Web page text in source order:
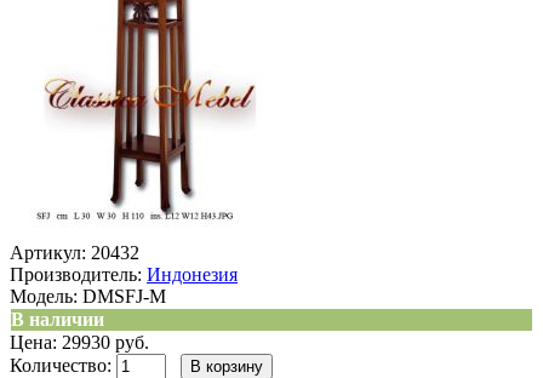
Артикул: 20432
Производитель: Индонезия
Модель: DMSFJ-M
В наличии
Цена: 29930 руб.
Количество: